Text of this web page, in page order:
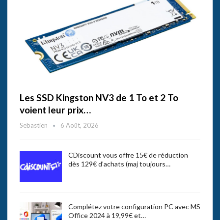
Les SSD Kingston NV3 de 1 To et 2 To
voient leur prix…
Sebastien 6 Août, 2026
CDiscount vous offre 15€ de réduction
dès 129€ d’achats (maj toujours…
Complétez votre configuration PC avec MS
Office 2024 à 19,99€ et…